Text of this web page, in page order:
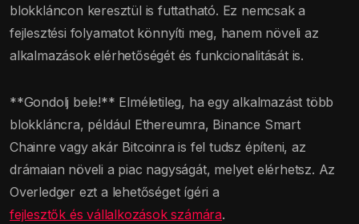
blokkláncon keresztül is futtatható. Ez nemcsak a
fejlesztési folyamatot könnyíti meg, hanem növeli az
alkalmazások elérhetőségét és funkcionalitását is.
**Gondolj bele!** Elméletileg, ha egy alkalmazást több
blokkláncra, például Ethereumra, Binance Smart
Chainre vagy akár Bitcoinra is fel tudsz építeni, az
drámaian növeli a piac nagyságát, melyet elérhetsz. Az
Overledger ezt a lehetőséget ígéri a
fejlesztők és vállalkozások számára.